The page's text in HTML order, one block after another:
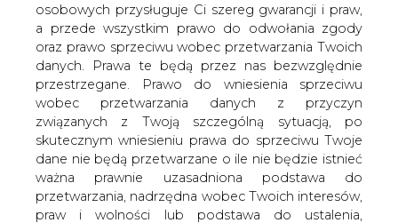
osobowych przysługuje Ci szereg gwarancji i praw,
a przede wszystkim prawo do odwołania zgody
oraz prawo sprzeciwu wobec przetwarzania Twoich
danych. Prawa te będą przez nas bezwzględnie
przestrzegane. Prawo do wniesienia sprzeciwu
wobec przetwarzania danych z przyczyn
związanych z Twoją szczególną sytuacją, po
skutecznym wniesieniu prawa do sprzeciwu Twoje
dane nie będą przetwarzane o ile nie będzie istnieć
ważna prawnie uzasadniona podstawa do
przetwarzania, nadrzędna wobec Twoich interesów,
praw i wolności lub podstawa do ustalenia,
Gdańskim ciepłownikom udało się
przywrócić ogrzewanie i ciepłą wodę w
większości dzielnic, które w nocy - z
powodu awarii, zostały pozbawione
dostaw ciepła. Na wznowienie dostaw
czeka jeszcze Suchanino.